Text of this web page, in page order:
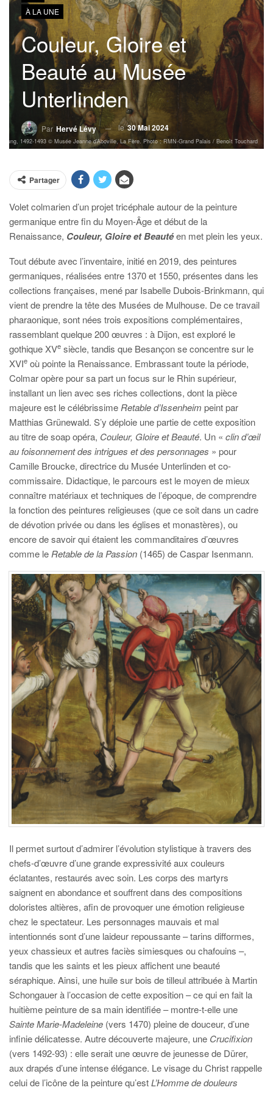
À LA UNE
Couleur, Gloire et
Beauté au Musée
Unterlinden
Par Hervé Lévy le30 Mai 2024
1492-1493 © Musée Jeanne d’Aboville, La Fère. Photo : RMN-Grand Palais / Benoît Touchard
Partager
Volet colmarien d’un projet tricéphale autour de la peinture
germanique entre fin du Moyen-Âge et début de la
Renaissance, Couleur, Gloire et Beautéen met plein les yeux.
Tout débute avec l’inventaire, initié en 2019, des peintures
germaniques, réalisées entre 1370 et 1550, présentes dans les
collections françaises, mené par Isabelle Dubois-Brinkmann, qui
vient de prendre la tête des Musées de Mulhouse. De ce travail
pharaonique, sont nées trois expositions complémentaires,
rassemblant quelque 200 œuvres : à Dijon, est exploré le
gothique XVe siècle, tandis que Besançon se concentre sur le
XVIe où pointe la Renaissance. Embrassant toute la période,
Colmar opère pour sa part un focus sur le Rhin supérieur,
installant un lien avec ses riches collections, dont la pièce
majeure est le célébrissime Retable d’Issenheim peint par
Matthias Grünewald. S’y déploie une partie de cette exposition
au titre de soap opéra, Couleur, Gloire et Beauté. Un « clin d’œil
au foisonnement des intrigues et des personnages » pour
Camille Broucke, directrice du Musée Unterlinden et co-
commissaire. Didactique, le parcours est le moyen de mieux
connaître matériaux et techniques de l’époque, de comprendre
la fonction des peintures religieuses (que ce soit dans un cadre
de dévotion privée ou dans les églises et monastères), ou
encore de savoir qui étaient les commanditaires d’œuvres
comme le Retable de la Passion (1465) de Caspar Isenmann.
Il permet surtout d’admirer l’évolution stylistique à travers des
chefs-d’œuvre d’une grande expressivité aux couleurs
éclatantes, restaurés avec soin. Les corps des martyrs
saignent en abondance et souffrent dans des compositions
doloristes altières, afin de provoquer une émotion religieuse
chez le spectateur. Les personnages mauvais et mal
intentionnés sont d’une laideur repoussante – tarins difformes,
yeux chassieux et autres faciès simiesques ou chafouins –,
tandis que les saints et les pieux affichent une beauté
séraphique. Ainsi, une huile sur bois de tilleul attribuée à Martin
Schongauer à l’occasion de cette exposition – ce qui en fait la
huitième peinture de sa main identifiée – montre-t-elle une
Sainte Marie-Madeleine (vers 1470) pleine de douceur, d’une
infinie délicatesse. Autre découverte majeure, une Crucifixion
(vers 1492-93) : elle serait une œuvre de jeunesse de Dürer,
aux drapés d’une intense élégance. Le visage du Christ rappelle
celui de l’icône de la peinture qu’estL’Homme de douleurs